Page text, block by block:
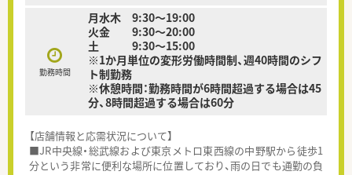
勤務時間
月水木 9:30～19:00
火金 9:30～20:00
土 9:30～15:00
※1か月単位の変形労働時間制、週40時間のシフ
ト制勤務
※休憩時間：勤務時間が6時間超過する場合は45
分、8時間超過する場合は60分
【店舗情報と応需状況について】
■JR中央線・総武線および東京メトロ東西線の中野駅から徒歩1
分という非常に便利な場所に位置しており、雨の日でも通勤の負